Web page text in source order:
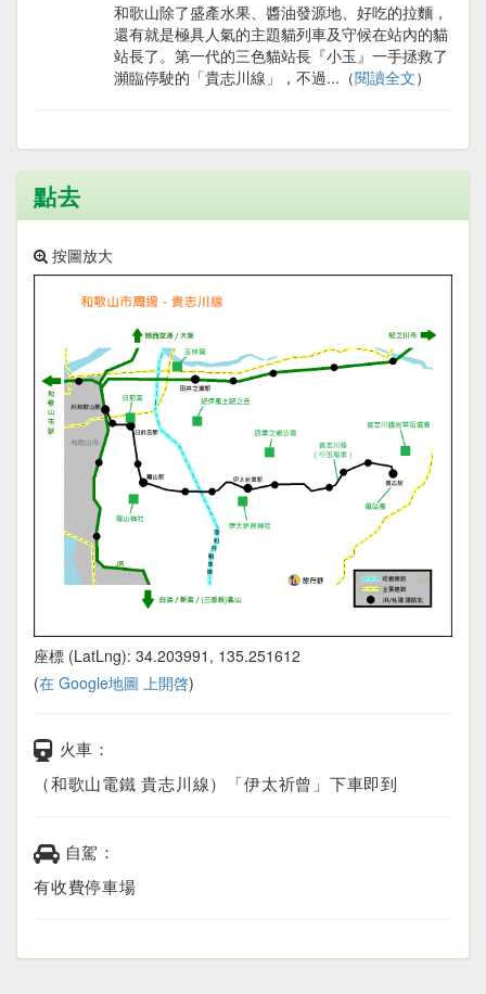
和歌山除了盛產水果、醬油發源地、好吃的拉麵，
還有就是極具人氣的主題貓列車及守候在站內的貓
站長了。第一代的三色貓站長『小玉』一手拯救了
瀕臨停駛的「貴志川線」，不過...（閱讀全文）
點去
按圖放大
座標 (LatLng): 34.203991, 135.251612
(在 Google地圖 上開啓)
火車：
（和歌山電鐵 貴志川線）「伊太祈曾」下車即到
自駕：
有收費停車場